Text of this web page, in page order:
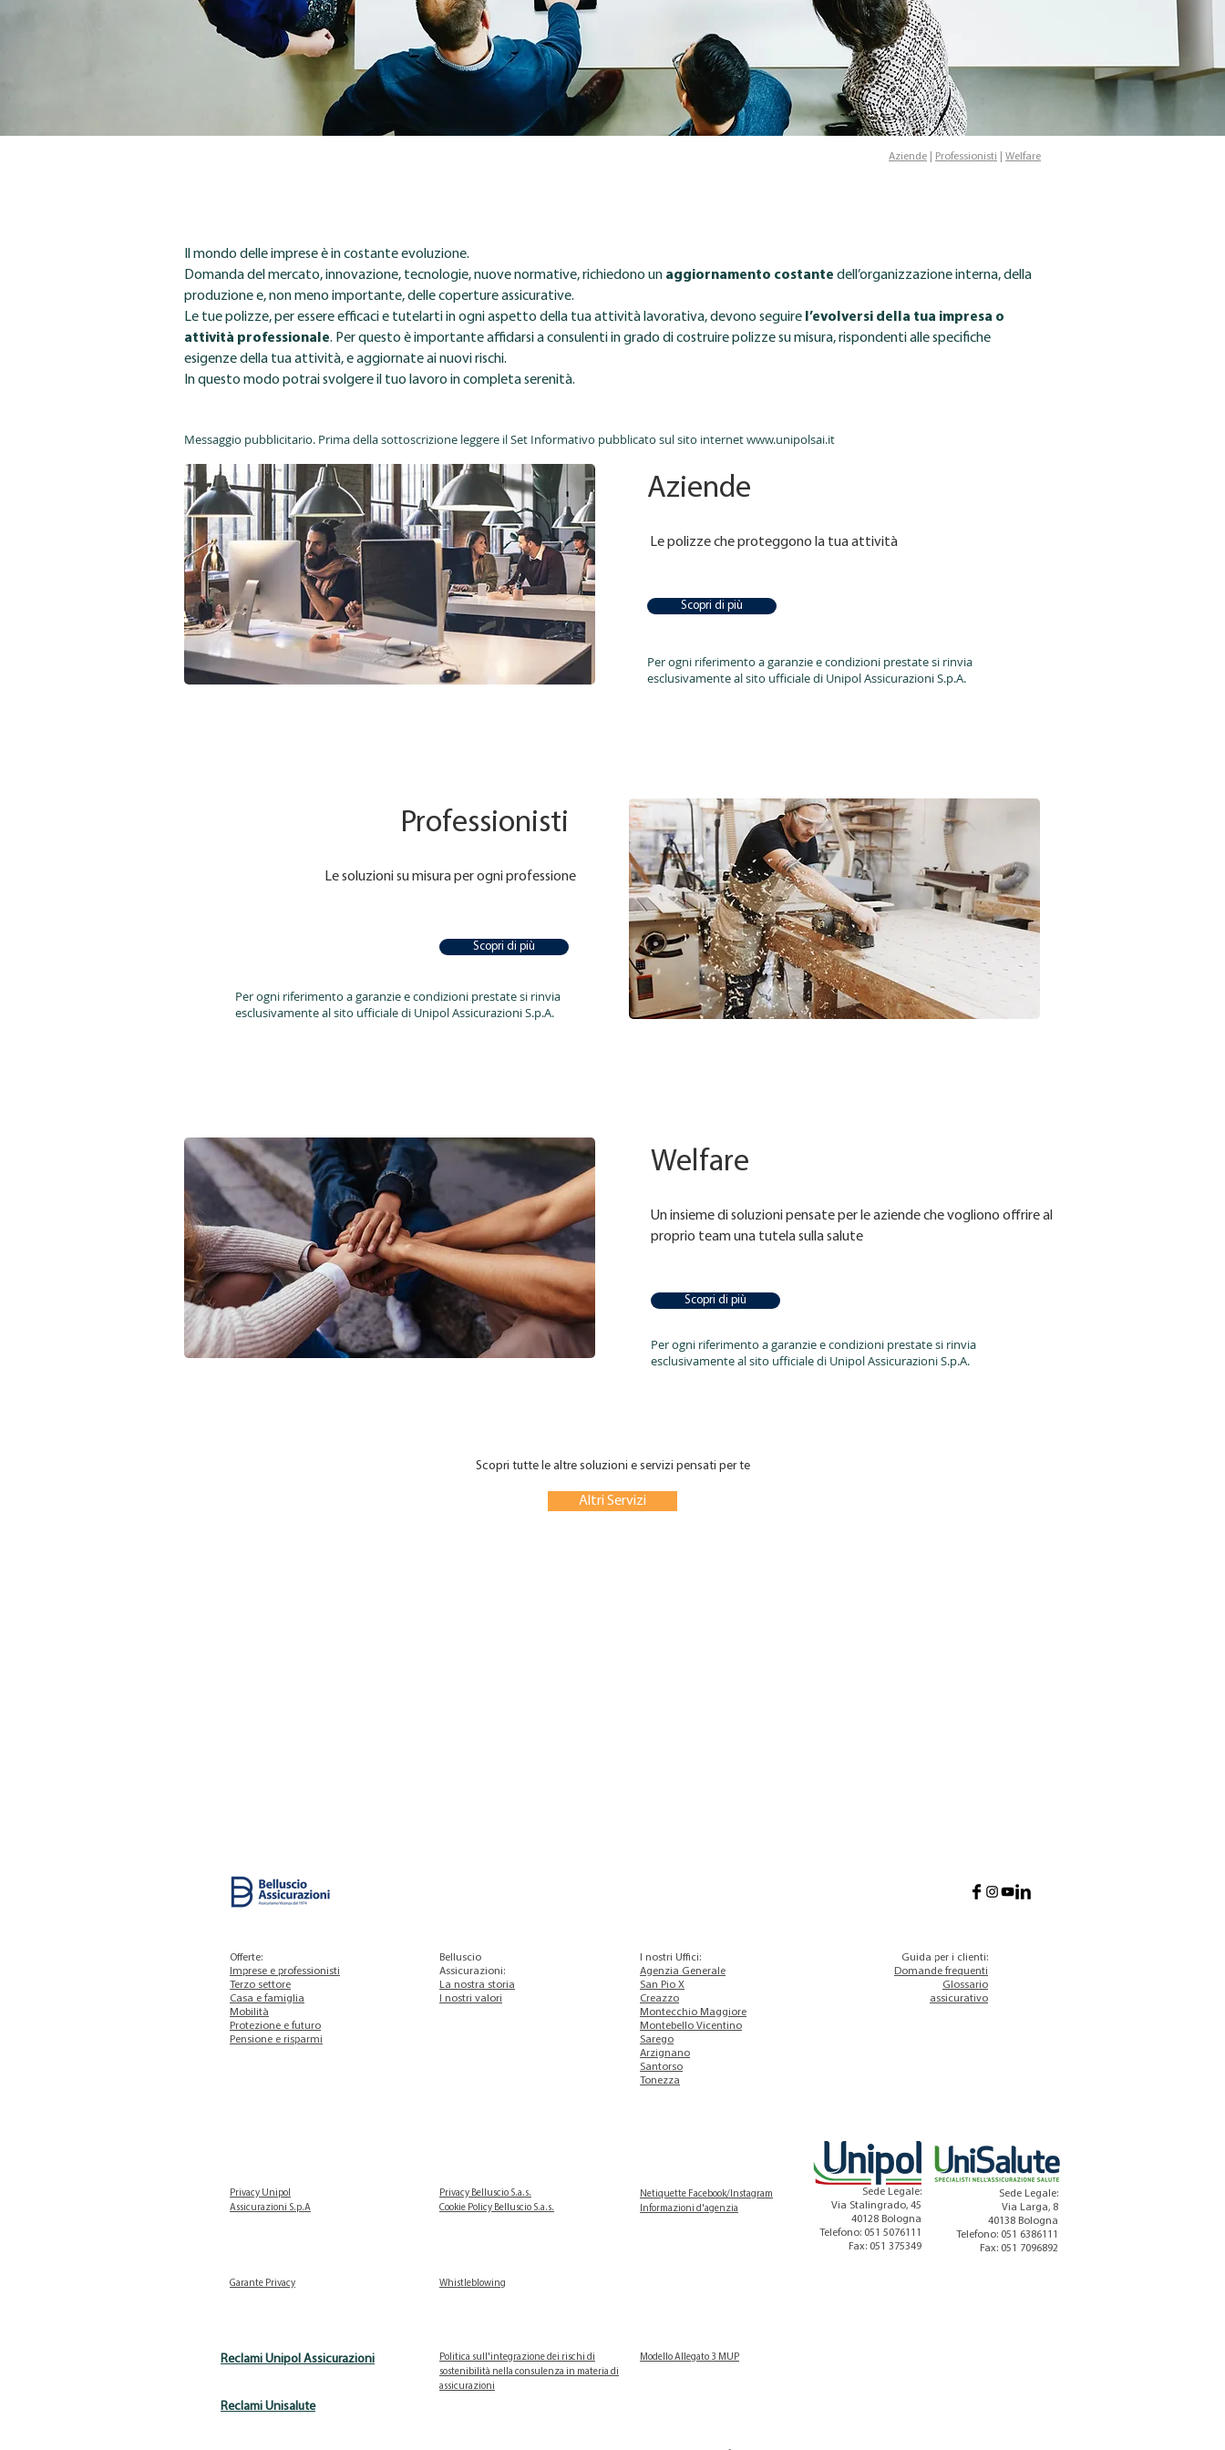
Aziende Professionisti Welfare
Il mondo delle imprese è in costante evoluzione.
Domanda del mercato, innovazione, tecnologie, nuove normative, richiedono un aggiornamento costante dell’organizzazione interna, della
produzione e, non meno importante, delle coperture assicurative.
Le tue polizze, per essere efficaci e tutelarti in ogni aspetto della tua attività lavorativa, devono seguire l’evolversi della tua impresa o
attività professionale. Per questo è importante affidarsi a consulenti in grado di costruire polizze su misura, rispondenti alle specifiche
esigenze della tua attività, e aggiornate ai nuovi rischi.
In questo modo potrai svolgere il tuo lavoro in completa serenità.
Messaggio pubblicitario. Prima della sottoscrizione leggere il Set Informativo pubblicato sul sito internetwww.unipolsai.it
Aziende
Le polizze che proteggono la tua attività
Scopri di più
Per ogni riferimento a garanzie e condizioni prestate si rinvia
esclusivamente al sito ufficiale di Unipol Assicurazioni S.p.A.
Professionisti
Le soluzioni su misura per ogni professione
Scopri di più
Per ogni riferimento a garanzie e condizioni prestate si rinvia
esclusivamente al sito ufficiale di Unipol Assicurazioni S.p.A.
Welfare
Un insieme di soluzioni pensate per le aziende che vogliono offrire al
proprio team una tutela sulla salute
Scopri di più
Per ogni riferimento a garanzie e condizioni prestate si rinvia
esclusivamente al sito ufficiale di Unipol Assicurazioni S.p.A.
Scopri tutte le altre soluzioni e servizi pensati per te
Altri Servizi
Offerte:
Imprese e professionisti
Terzo settore
Casa e famiglia
Mobilità
Protezione e futuro
Pensione e risparmi
Privacy Unipol
Assicurazioni S.p.A
Garante Privacy
Reclami Unipol Assicurazioni
Belluscio
Assicurazioni:
La nostra storia
I nostri valori
I nostri Uffici:
Agenzia Generale
San Pio X
Creazzo
Montecchio Maggiore
Montebello Vicentino
Sarego
Arzignano
Santorso
Tonezza
Guida per i clienti:
Domande frequenti
Glossario
assicurativo
Privacy Belluscio S.a.s.
Cookie Policy Belluscio S.a.s.
Netiquette Facebook/Instagram
Informazioni d'agenzia
Sede Legale:
Via Stalingrado, 45
40128 Bologna
Telefono: 051 5076111
Fax: 051 375349
Sede Legale:
Via Larga, 8
40138 Bologna
Telefono: 051 6386111
Fax: 051 7096892
Whistleblowing
Politica sull'integrazione dei rischi di
sostenibilità nella consulenza in materia di
assicurazioni
Modello Allegato 3 MUP
Reclami Unisalute